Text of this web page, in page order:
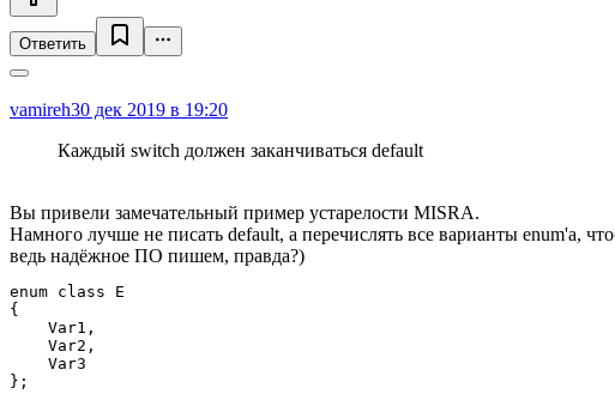
Ответить
vamireh30 дек 2019 в 19:20
Каждый switch должен заканчиваться default
Вы привели замечательный пример устарелости MISRA.
Намного лучше не писать default, а перечислять все варианты enum'а,
ведь надёжное ПО пишем, правда?)
enum class E
{
    Var1,
    Var2,
    Var3
};